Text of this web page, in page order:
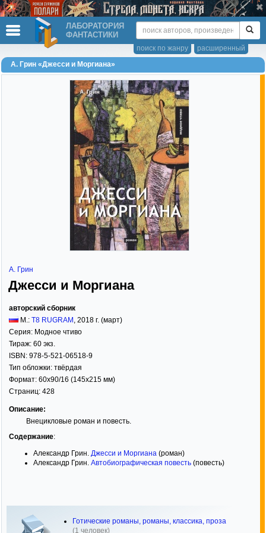
ЛАБОРАТОРИЯ
ФАНТАСТИКИ
расширенный
поиск по жанру
А. Грин «Джесси и Моргиана»
А. Грин
Джесси и Моргиана
авторский сборник
М.: Т8 RUGRAM , 2018 г. (март)
Серия: Модное чтиво
Тираж: 60 экз.
ISBN: 978-5-521-06518-9
Тип обложки: твёрдая
Формат: 60x90/16 (145x215 мм)
Страниц: 428
Описание:
Внецикловые роман и повесть.
Содержание:
Александр Грин. Джесси и Моргиана (роман)
Александр Грин. Автобиографическая повесть (повесть)
Готические романы, романы, классика, проза
(1 человек)